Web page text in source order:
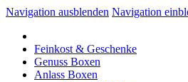
Navigation ausblenden Navigation
Feinkost & Geschenke
Genuss Boxen
Anlass Boxen